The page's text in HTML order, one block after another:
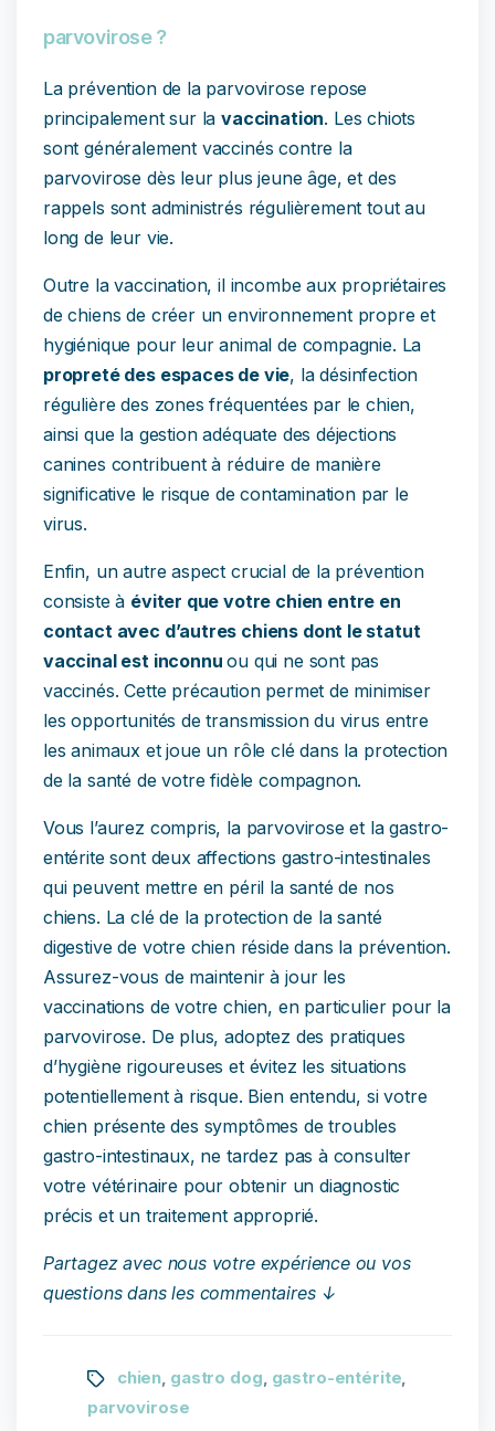
parvovirose ?
La prévention de la parvovirose repose
principalement sur lavaccination. Les chiots
sont généralement vaccinés contre la
parvovirose dès leur plus jeune âge, et des
rappels sont administrés régulièrement tout au
long de leur vie.
Outre la vaccination, il incombe aux propriétaires
de chiens de créer un environnement propre et
hygiénique pour leur animal de compagnie. La
propreté des espaces de vie, la désinfection
régulière des zones fréquentées par le chien,
ainsi que la gestion adéquate des déjections
canines contribuent à réduire de manière
significative le risque de contamination par le
virus.
Enfin, un autre aspect crucial de la prévention
consiste à éviter que votre chien entre en
contact avec d’autres chiens dont le statut
vaccinal est inconnuou qui ne sont pas
vaccinés. Cette précaution permet de minimiser
les opportunités de transmission du virus entre
les animaux et joue un rôle clé dans la protection
de la santé de votre fidèle compagnon.
Vous l’aurez compris, la parvovirose et la gastro-
entérite sont deux affections gastro-intestinales
qui peuvent mettre en péril la santé de nos
chiens. La clé de la protection de la santé
digestive de votre chien réside dans la prévention.
Assurez-vous de maintenir à jour les
vaccinations de votre chien, en particulier pour la
parvovirose. De plus, adoptez des pratiques
d’hygiène rigoureuses et évitez les situations
potentiellement à risque. Bien entendu, si votre
chien présente des symptômes de troubles
gastro-intestinaux, ne tardez pas à consulter
votre vétérinaire pour obtenir un diagnostic
précis et un traitement approprié.
Partagez avec nous votre expérience ou vos
questions dans les commentaires ↓
chien gastro dog gastro-entérite
parvovirose